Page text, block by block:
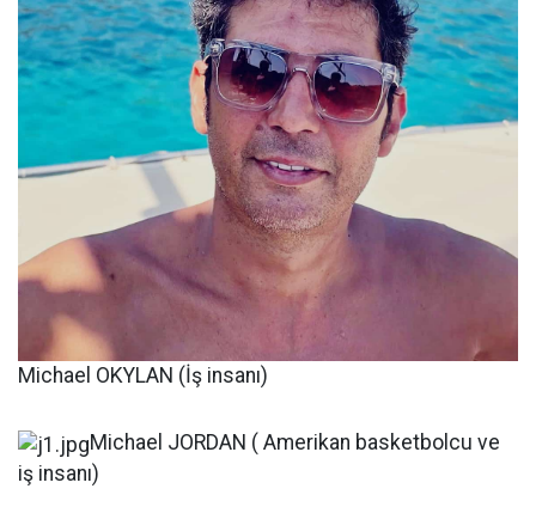
Michael OKYLAN (İş insanı)
Michael JORDAN ( Amerikan basketbolcu ve
iş insanı)